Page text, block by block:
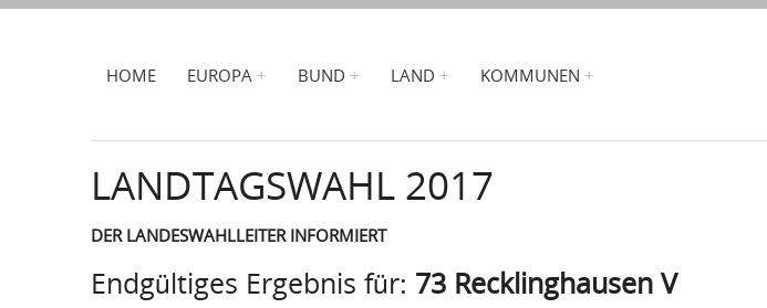
HOME EUROPA BUND LAND KOMMUNEN
LANDTAGSWAHL 2017
DER LANDESWAHLLEITER INFORMIERT
Endgültiges Ergebnis für: 73 Recklinghausen V